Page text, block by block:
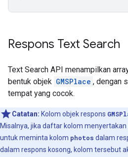
Respons Text Search
Text Search API menampilkan
bentuk objek GMSPlace , dengan
tempat yang cocok.
Catatan: Kolom objek respons
Misalnya, jika daftar kolom menyertakan
untuk meminta kolom photos dalam
dalam respons kosong, kolom tersebut